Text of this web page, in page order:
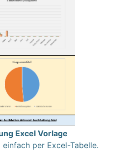
Excel Vorlage
per Excel-Tabelle.